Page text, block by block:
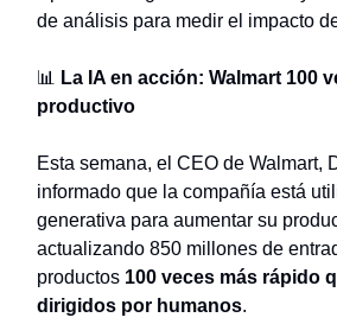
de análisis para medir el impacto
📊
La IA en acción: Walmart 100
productivo
Esta semana, el CEO de Walmart,
informado que la compañía está
generativa para aumentar su
actualizando 850 millones de
productos 100 veces más rápido
dirigidos por humanos.